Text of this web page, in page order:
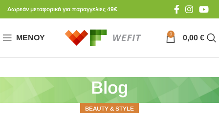
Δωρεάν μεταφορικά για παραγγελίες 49€
ΜΕΝΟΎ 0 0,00 €
Blog
BEAUTY & STYLE